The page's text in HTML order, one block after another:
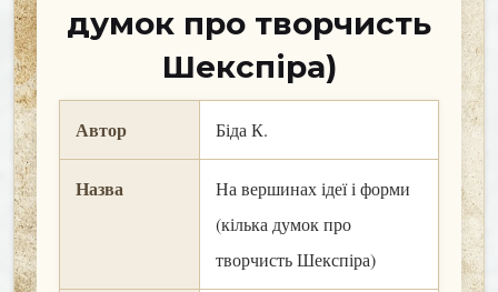
думок про творчисть
Шекспіра)
Автор Біда К.
Назва
На вершинах ідеї і форми
(кілька думок про
творчисть Шекспіра)